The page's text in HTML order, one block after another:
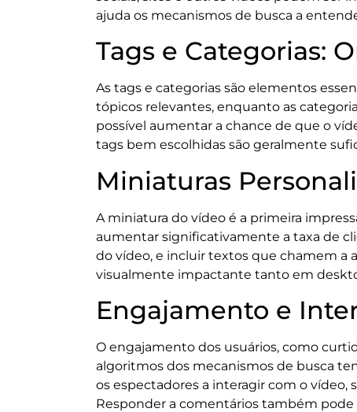
ajuda os mecanismos de busca a
Tags e Categorias:
As tags e categorias são elementos
tópicos relevantes, enquanto as
possível aumentar a chance de que o
tags bem escolhidas são geralmente
Miniaturas
A miniatura do vídeo é a primeira
aumentar significativamente a taxa de
do vídeo, e incluir textos que chamem a
visualmente impactante tanto em
Engajamento e
O engajamento dos usuários, como
algoritmos dos mecanismos de busca
os espectadores a interagir com o
Responder a comentários também